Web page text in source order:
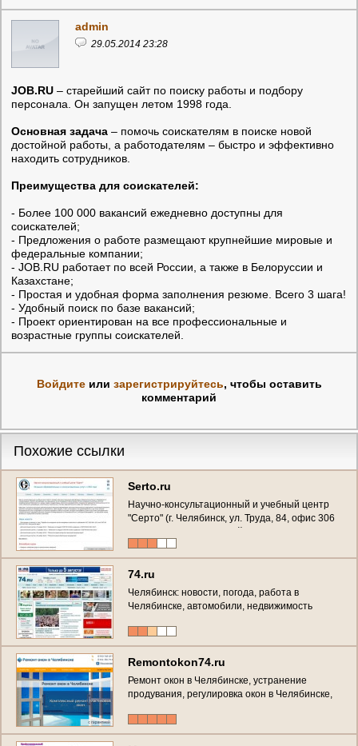
admin
29.05.2014 23:28
JOB.RU – старейший сайт по поиску работы и подбору
персонала. Он запущен летом 1998 года.
Основная задача – помочь соискателям в поиске новой
достойной работы, а работодателям – быстро и эффективно
находить сотрудников.
Преимущества для соискателей:
- Более 100 000 вакансий ежедневно доступны для
соискателей;
- Предложения о работе размещают крупнейшие мировые и
федеральные компании;
- JOB.RU работает по всей России, а также в Белоруссии и
Казахстане;
- Простая и удобная форма заполнения резюме. Всего 3 шага!
- Удобный поиск по базе вакансий;
- Проект ориентирован на все профессиональные и
возрастные группы соискателей.
Войдитеили зарегистрируйтесь, чтобы оставить
комментарий
Похожие ссылки
Serto.ru
Научно-консультационный и учебный центр
"Серто" (г. Челябинск, ул. Труда, 84, офис 306
(Бизнес дом "Петровский"), Тел.: (351) 245-32-
74.ru
Челябинск: новости, погода, работа в
Челябинске, автомобили, недвижимость
Remontokon74.ru
Ремонт окон в Челябинске, устранение
продувания, регулировка окон в Челябинске,